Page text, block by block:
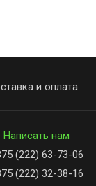
и оплата
Написать нам
(222) 63-73-06
(222) 32-38-16